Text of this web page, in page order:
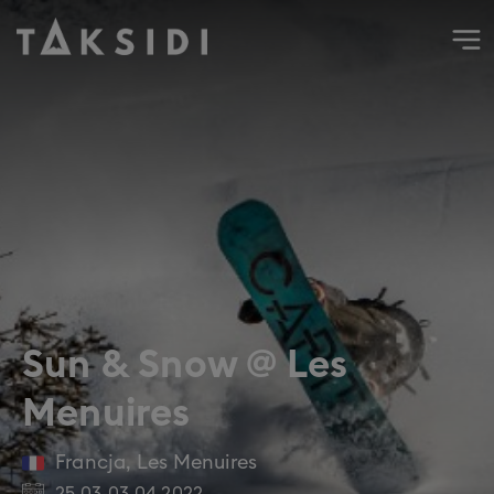
Sun & Snow @ Les
Menuires
Francja, Les Menuires